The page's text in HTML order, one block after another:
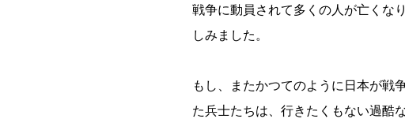
戦争に動員されて多くの人が亡くな
しみました。
もし、またかつてのように日本が
た兵士たちは、行きたくもない過酷